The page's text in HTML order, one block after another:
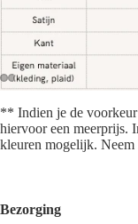
Afbeelding
openen
in
Afbeelding
openen
in
Afbeelding
openen
in
Afbeelding
openen
in
Afbeelding
openen
in
Afbeelding
openen
in
** Indien je de voorkeur
hiervoor een meerprijs.
kleuren mogelijk. Neem
Bezorging